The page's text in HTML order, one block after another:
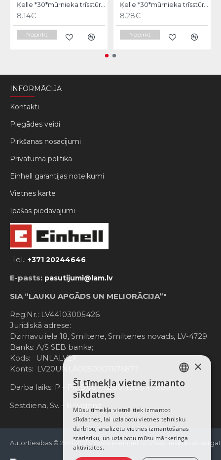
Ķelle *30*mūrnieka trīsstūra 18cm, Hardy
8.14€
Nopirkt
Ķelle *30*mūrnieka trīsstūra 20cm, Hardy
8.28€
Nopirkt
INFORMĀCIJA
Kontakti
Piegādes veidi
Pirkšanas nosacījumi
Privātuma politika
Einhell garantijas noteikumi
Vietnes karte
Ipašas piedāvājumi
Tel.: +371 20244646
E-pasts: pasutijumi@lam.lv
SIA “LAUKU APGĀDS UN MELIORĀCIJA”"
Reg.Nr.: LV44103005426
Juridiskā adrese:
Dzirnavu iela 18, Smiltene, Smiltenes novads, LV-4729
Banks: A/S SEB banka;
Kods: UNLALV2X
Konts: LV20UNLA0050007676877
Darba laiks: P - Pk. 8:00 - 12:00; 13:00 - 17:00
Sestdiena, Sv. - Brīvdiena
Autortiesības © 2021-2025, www.e-einhell.lv, Visas tiesības
LATVIAN
ENGLISH
×
Šī tīmekļa vietne izmanto
sīkdatnes
Mūsu tīmekļa vietnē tiek izmantoti
sīkdatnes, lai uzlabotu vietnes tehnisku
darbību, analizētu vietnes izmantošanas
statistiku, un uzlabotu mūsu mārketinga
aktivitātes.